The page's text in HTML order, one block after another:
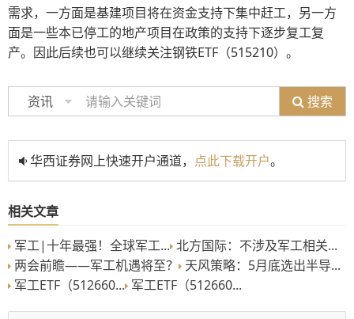
需求，一方面是基建项目将在资金支持下集中赶工，另一方
面是一些本已停工的地产项目在政策的支持下逐步复工复
产。因此后续也可以继续关注钢铁ETF（515210）。
资讯 搜索
华西证券网上快速开户通道， 点此下载开户。
相关文章
军工|十年最强！全球军工... 北方国际：不涉及军工相关...
两会前瞻——军工机遇将至？
天风策略：5月底选出半导...
军工ETF（512660... 军工ETF（512660...